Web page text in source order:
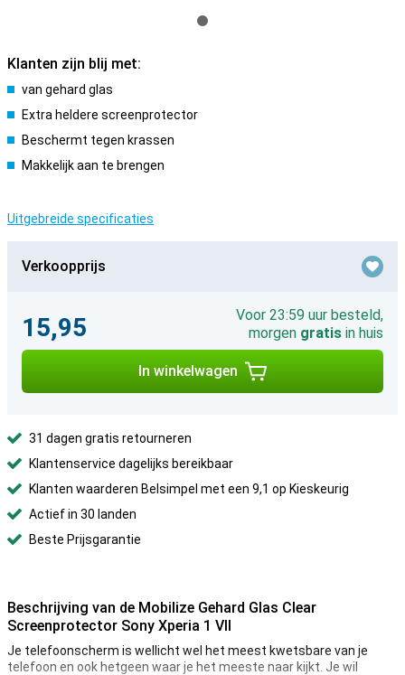
Klanten zijn blij met:
van gehard glas
Extra heldere screenprotector
Beschermt tegen krassen
Makkelijk aan te brengen
Uitgebreide specificaties
Verkoopprijs
15,95
Voor 23:59 uur besteld,
morgen gratis in huis
In winkelwagen
31 dagen gratis retourneren
Klantenservice dagelijks bereikbaar
Klanten waarderen Belsimpel met een 9,1 op Kieskeurig
Actief in 30 landen
Beste Prijsgarantie
Beschrijving van de Mobilize Gehard Glas Clear
Screenprotector Sony Xperia 1 VII
Je telefoonscherm is wellicht wel het meest kwetsbare van je
telefoon en ook hetgeen waar je het meeste naar kijkt. Je wil